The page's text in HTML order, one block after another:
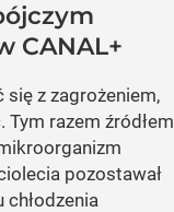
CANAL+
z zagrożeniem,
razem źródłem
pozostawał